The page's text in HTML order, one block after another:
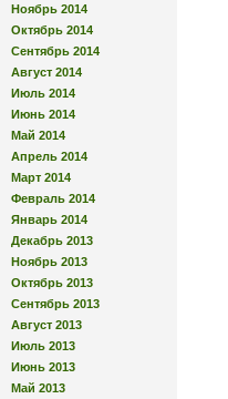
Ноябрь 2014
Октябрь 2014
Сентябрь 2014
Август 2014
Июль 2014
Июнь 2014
Май 2014
Апрель 2014
Март 2014
Февраль 2014
Январь 2014
Декабрь 2013
Ноябрь 2013
Октябрь 2013
Сентябрь 2013
Август 2013
Июль 2013
Июнь 2013
Май 2013